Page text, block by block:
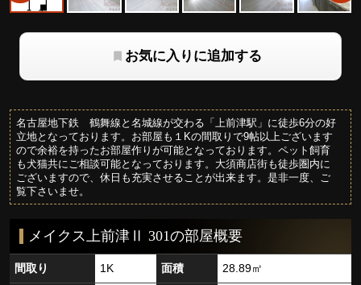
お気に入りに追加する
名古屋地下鉄 鶴舞線と名城線が交わる「上前津駅」に徒歩6分の好
立地となっております。お部屋も１Kの間取りで9帖以上ございます
ので余裕を持ったお部屋作りが可能となっております。ペット飼育
も犬猫共にご相談可能となっております。大須商店街も徒歩圏内に
ございますので、休日も充実させることが出来ます。是非一度、ご
覧下さいませ。
メイクス上前津Ⅱ 301の部屋概要
間取り 1K 面積 28.89㎡